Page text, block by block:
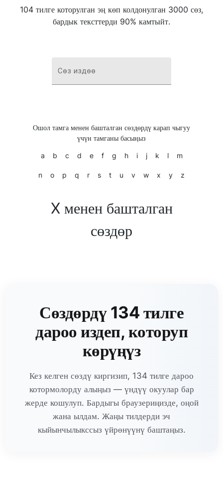
104 тилге которулган эң көп колдонулган 3000 сөз,
бардык тексттерди 90% камтыйт.
Сөз издөө
Ошол тамга менен башталган сөздөрдү карап чыгуу
үчүн тамганы басыңыз
a b c d e f g h i j k l m
n o p q r s t u v w x y z
X менен башталган
сөздөр
Сөздөрдү 134 тилге
дароо издеп, которуп
көрүңүз
Кез келген сөздү киргизип, 134 тилге дароо
котормолорду алыңыз — үндүү окуулар бар
жерде кошулуп. Бардыгы браузериңизде, оңой
жана ылдам. Жаңы тилдерди эч
кыйынчылыкссыз үйрөнүүнү баштаңыз.